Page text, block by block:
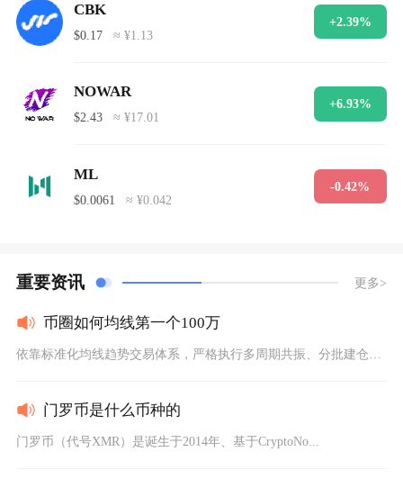
CBK
$0.17 ≈ ¥1.13
+2.39%
NOWAR
$2.43 ≈ ¥17.01
+6.93%
ML
$0.0061 ≈ ¥0.042
-0.42%
重要资讯 更多>
币圈如何均线第一个100万
门罗币是什么币种的
门罗币（代号XMR）是诞生于2014年、基于CryptoNo...